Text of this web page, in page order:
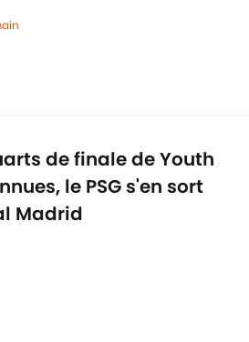
de finale de Youth
le PSG s'en sort
Madrid